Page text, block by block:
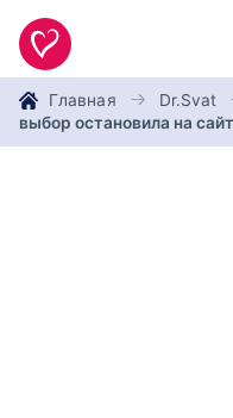
Главная Dr.Svat
выбор остановила на